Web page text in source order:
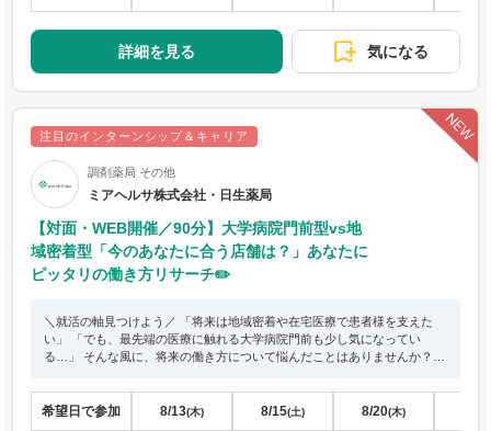
詳細を見る 気になる
注目のインターンシップ＆キャリア
調剤薬局 その他
ミアヘルサ株式会社・日生薬局
【対面・WEB開催／90分】大学病院門前型vs地
域密着型「今のあなたに合う店舗は？」あなたに
ピッタリの働き方リサーチ✏️
＼就活の軸見つけよう／ 「将来は地域密着や在宅医療で患者様を支えた
い」 「でも、最先端の医療に触れる大学病院門前も少し気になってい
る…」 そんな風に、将来の働き方について悩んだことはありませんか？🤔
徹底比較いたします！ 実際の【処方箋】を使ったワークを通じて、それぞ
れの店舗で働くからこそ得られる、薬剤師としての本当のやりがいや面白
希望日で参加 8/13(木) 8/15(土) 8/20(木)